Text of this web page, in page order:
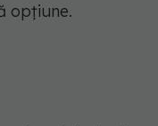
opțiune.